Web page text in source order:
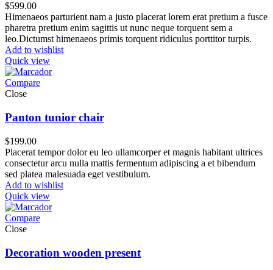
$599.00
Himenaeos parturient nam a justo placerat lorem erat pretium a fusce
pharetra pretium enim sagittis ut nunc neque torquent sem a
leo.Dictumst himenaeos primis torquent ridiculus porttitor turpis.
Add to wishlist
Quick view
Compare
Close
Panton tunior chair
$199.00
Placerat tempor dolor eu leo ullamcorper et magnis habitant ultrices
consectetur arcu nulla mattis fermentum adipiscing a et bibendum
sed platea malesuada eget vestibulum.
Add to wishlist
Quick view
Compare
Close
Decoration wooden present